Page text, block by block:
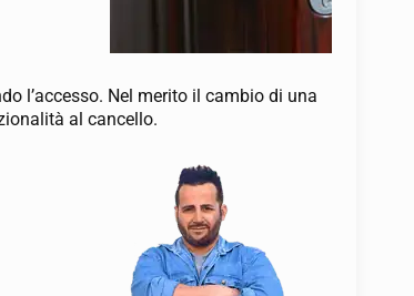
l’accesso. Nel merito il cambio di una
al cancello.